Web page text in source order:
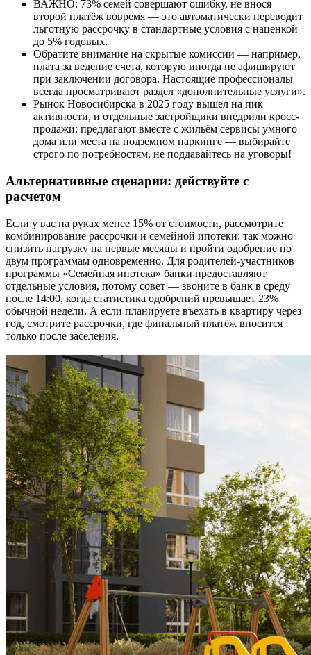
ВАЖНО: 73% семей совершают ошибку, не внося
второй платёж вовремя — это автоматически переводит
льготную рассрочку в стандартные условия с наценкой
до 5% годовых.
Обратите внимание на скрытые комиссии — например,
плата за ведение счета, которую иногда не афишируют
при заключении договора. Настоящие профессионалы
всегда просматривают раздел «дополнительные услуги».
Рынок Новосибирска в 2025 году вышел на пик
активности, и отдельные застройщики внедрили кросс-
продажи: предлагают вместе с жильём сервисы умного
дома или места на подземном паркинге — выбирайте
строго по потребностям, не поддавайтесь на уговоры!
Альтернативные сценарии: действуйте с
расчетом
Если у вас на руках менее 15% от стоимости, рассмотрите
комбинирование рассрочки и семейной ипотеки: так можно
снизить нагрузку на первые месяцы и пройти одобрение по
двум программам одновременно. Для родителей-участников
программы «Семейная ипотека» банки предоставляют
отдельные условия, потому совет — звоните в банк в среду
после 14:00, когда статистика одобрений превышает 23%
обычной недели. А если планируете въехать в квартиру через
год, смотрите рассрочки, где финальный платёж вносится
только после заселения.